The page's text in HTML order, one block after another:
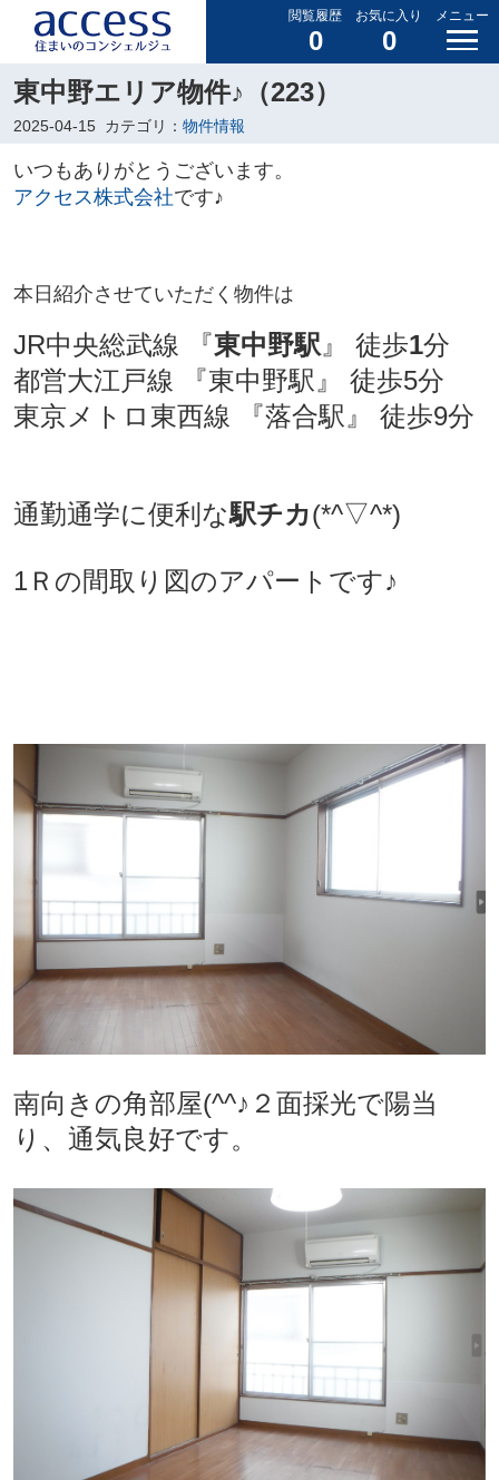
閲覧履歴
0
お気に入り
0
メニュー
東中野エリア物件♪（223）
2025-04-15 カテゴリ： 物件情報
いつもありがとうございます。
アクセス株式会社です♪
本日 紹介させていただく物件は
JR中央総武線 『東中野駅 』 徒歩1分
都営大江戸線 『東中野駅』 徒歩5分
東京メトロ東西線 『落合駅』 徒歩9分
通勤通学に便利な駅チカ(*^▽^*)
1Ｒの間取り図のアパートです♪
南向きの角部屋(^^♪２面採光で陽当
り、通気良好です。